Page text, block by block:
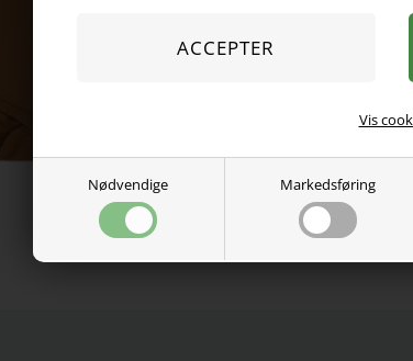
Nødvendige Markedsføring
Vis